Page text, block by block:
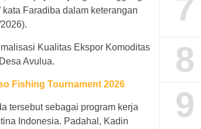
Faradiba dalam keterangan
Kualitas Ekspor Komoditas
Avulua.
Fishing Tournament 2026
tersebut sebagai program kerja
Indonesia. Padahal, Kadin
7
8
9